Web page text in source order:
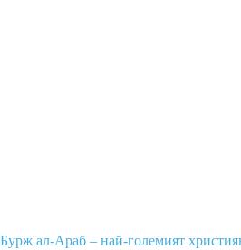
Бурж ал-Араб – най-големият